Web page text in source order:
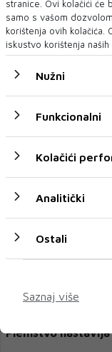
U seriji
Sedma prvenstvena
Plemstvo
stranice. Ovi kolačići će
samo s vašom
korištenja ovih kolačića.
iskustvo korištenja naših
Nužni
Funkcionalni
Kolačići
Analitički
Ostali
Saznaj više